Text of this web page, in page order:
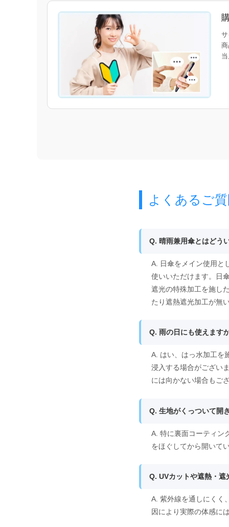
よくあるご
Q. 晴雨兼用傘とはどう
A. 日傘をメイン使用と
使いいただけます。日
遮光の特殊加工を施し
たり遮熱遮光加工が無
Q. 雨の日にも使えます
A. はい、はっ水加工を
浸入する場合がござい
には向かない場合もご
Q. 生地がくっついて開
A. 特に裏面コーティン
をほぐしてから開いて
Q. UVカットや遮熱・
A. 紫外線を通しにくく
因により実際の体感に